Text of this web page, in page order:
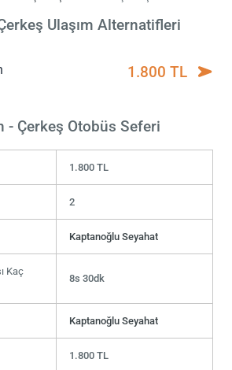
Ulaşım Alternatifleri
1.800 TL
- Çerkeş Otobüs Seferi
1.800 TL
2
Kaptanoğlu Seyahat
Kaç
8s 30dk
Kaptanoğlu Seyahat
1.800 TL